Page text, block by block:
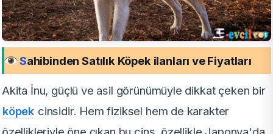
Sahibinden Satılık Köpek ilanları ve Fiyatları
Akita İnu, güçlü ve asil görünümüyle dikkat çeken bir
köpek cinsidir. Hem fiziksel hem de karakter